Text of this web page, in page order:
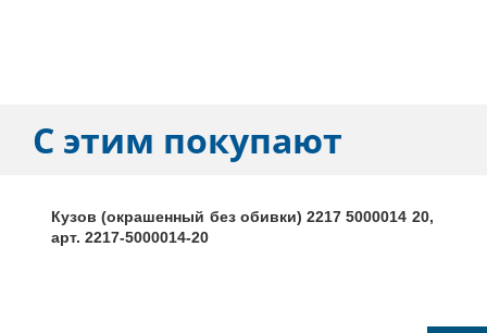
С этим покупают
Кузов (окрашенный без обивки) 2217 5000014 20,
арт. 2217-5000014-20